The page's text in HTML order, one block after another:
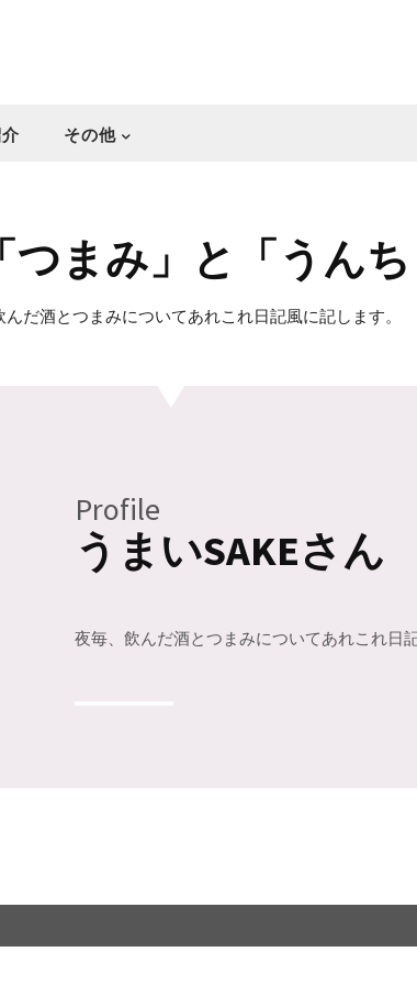
その他
つまみ」と「うん
んだ酒とつまみについてあれこれ日記風に記します。
Profile
うまいSAKEさん
夜毎、飲んだ酒とつまみについてあれこれ日